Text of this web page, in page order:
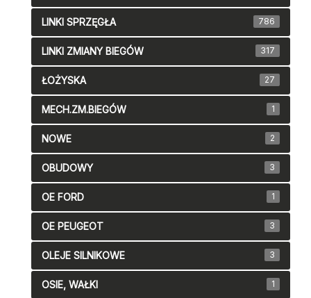
LINKI SPRZĘGŁA 786
LINKI ZMIANY BIEGÓW 317
ŁOŻYSKA 27
MECH.ZM.BIEGÓW 1
NOWE 2
OBUDOWY 3
OE FORD 1
OE PEUGEOT 3
OLEJE SILNIKOWE 3
OSIE, WAŁKI 1